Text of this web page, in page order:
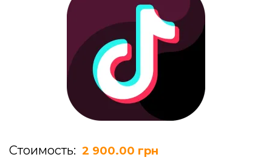
Стоимость: 2 900.00 грн